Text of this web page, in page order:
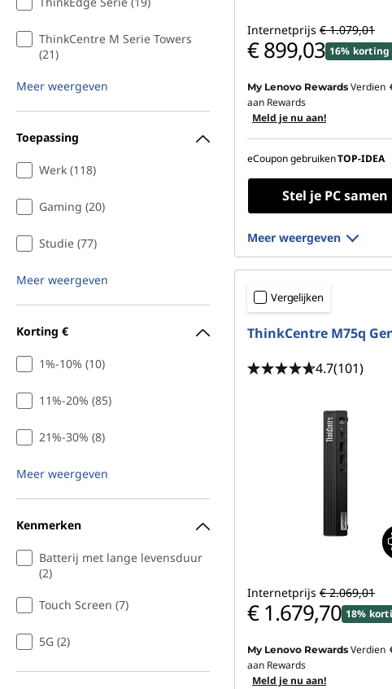
ThinkCentre M Serie Towers
(21)
Meer weergeven
Toepassing
Werk (118)
Gaming (20)
Studie (77)
Meer weergeven
Korting €
1%-10% (10)
11%-20% (85)
21%-30% (8)
Meer weergeven
Kenmerken
Batterij met lange levensduur
(2)
Touch Screen (7)
5G (2)
Internetprijs € 1.079,01
€ 899,03 16% korting
My Lenovo Rewards Verdien
aan Rewards
Meld je nu aan!
eCoupon gebruikenTOP-IDEA
Stel je PC samen
Meer weergeven
Vergelijken
ThinkCentre M75q
4.7(101)
Internetprijs € 2.069,01
€ 1.679,70 18%
My Lenovo Rewards Verdien
aan Rewards
Meld je nu aan!